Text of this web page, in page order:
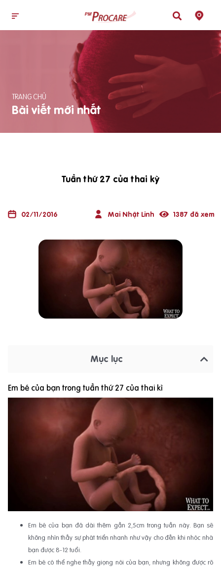
TRANG CHỦ
Bài viết mới nhất
Tuần thứ 27 của thai kỳ
02/11/2016 Mai Nhật Linh 1387 đã xem
Mục lục
Em bé của bạn trong tuần thứ 27 của thai kì
Em bé của bạn đã dài thêm gần 2,5cm trong tuần này. Bạn sẽ
không nhìn thấy sự phát triển nhanh như vậy cho đến khi nhóc nhà
bạn được 8-12 tuổi.
Em bé có thể nghe thấy giọng nói của bạn, nhưng không được rõ